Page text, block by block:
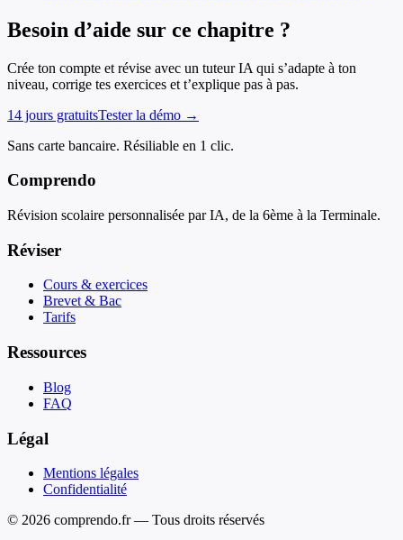
Besoin d’aide sur ce chapitre ?
Crée ton compte et révise avec un tuteur IA qui s’adapte à ton
niveau, corrige tes exercices et t’explique pas à pas.
14 jours gratuitsTester la démo →
Sans carte bancaire. Résiliable en 1 clic.
Comprendo
Révision scolaire personnalisée par IA, de la 6ème à la Terminale.
Réviser
Cours & exercices
Brevet & Bac
Tarifs
Ressources
Blog
FAQ
Légal
Mentions légales
Confidentialité
© 2026 comprendo.fr — Tous droits réservés